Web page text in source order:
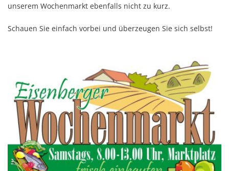
unserem Wochenmarkt ebenfalls nicht zu kurz.
Schauen Sie einfach vorbei und überzeugen Sie sich selbst!